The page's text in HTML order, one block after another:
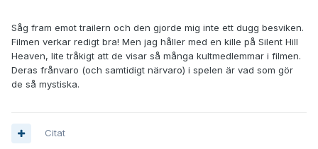
Såg fram emot trailern och den gjorde mig inte ett dugg besviken.
Filmen verkar redigt bra! Men jag håller med en kille på Silent Hill
Heaven, lite tråkigt att de visar så många kultmedlemmar i filmen.
Deras frånvaro (och samtidigt närvaro) i spelen är vad som gör
de så mystiska.
Citat